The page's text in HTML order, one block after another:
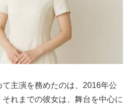
主演を務めたのは、2016年公
れまでの彼女は、舞台を中心に